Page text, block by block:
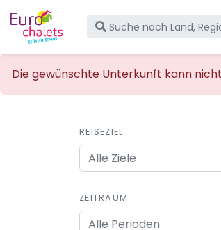
Die gewünschte Unterkunft kann
REISEZIEL
ZEITRAUM